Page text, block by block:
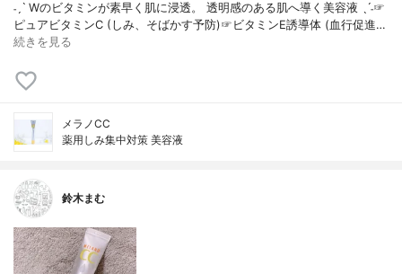
˗ˏˋ Wのビタミンが素早く肌に浸透。 透明感のある肌へ導く美容液 ˎˊ˗☞
ピュアビタミンC (しみ、そばかす予防)☞ビタミンE誘導体 (血行促進…
続きを見る
メラノCC
薬用しみ集中対策 美容液
鈴木まむ